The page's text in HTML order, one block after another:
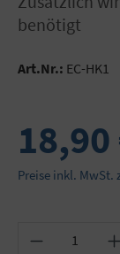
benötigt
Art.Nr.: EC-HK1
18,90
Preise inkl. MwSt.
Produkt